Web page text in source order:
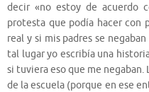
decir «no estoy de acuerdo
protesta que podía hacer con
real y si mis padres se
tal lugar yo escribía una
si tuviera eso que me
de la escuela (porque en ese